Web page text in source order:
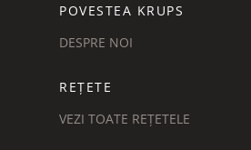
POVESTEA KRUPS
DESPRE NOI
REȚETE
VEZI TOATE REȚETELE